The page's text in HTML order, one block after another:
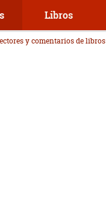
Libros
y comentarios de libros